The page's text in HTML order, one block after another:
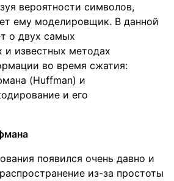
вероятности символов,
ему моделировщик. В данной
о двух самых
и известных методах
во время сжатия:
(Huffman) и
и его
появился очень давно и
из-за простоты